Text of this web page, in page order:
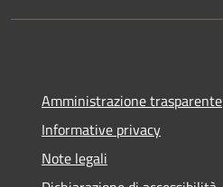
Amministrazione trasparente
Informative privacy
Note legali